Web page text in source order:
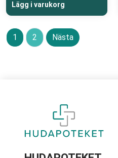
Lägg i varukorg
1 2 Nästa